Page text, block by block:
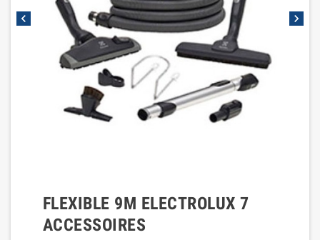
chevron_left chevron_right
FLEXIBLE 9M ELECTROLUX 7
ACCESSOIRES